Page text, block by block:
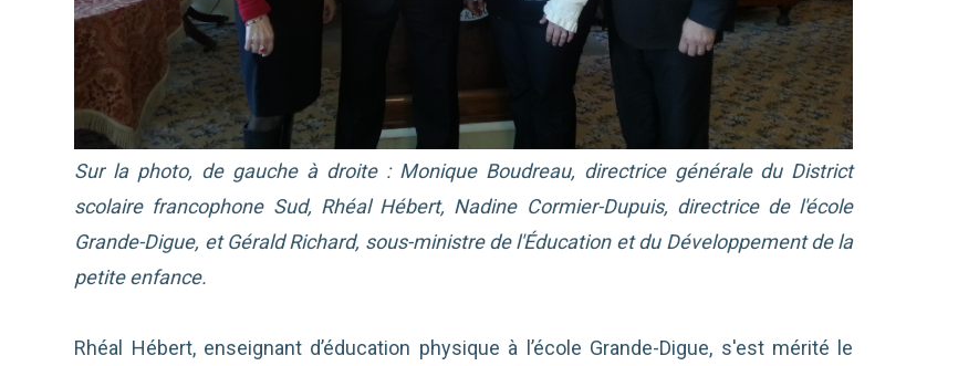
Sur la photo, de gauche à droite : Monique Boudreau, directrice générale du District
scolaire francophone Sud, Rhéal Hébert, Nadine Cormier-Dupuis, directrice de l'école
Grande-Digue, et Gérald Richard, sous-ministre de l'Éducation et du Développement de la
petite enfance.
Rhéal Hébert, enseignant d’éducation physique à l’école Grande-Digue, s'est mérité le